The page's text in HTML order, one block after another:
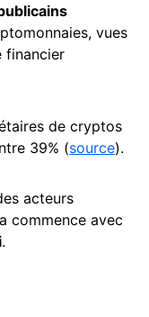
vues
financier
de cryptos
39% (source).
acteurs
commence avec
.